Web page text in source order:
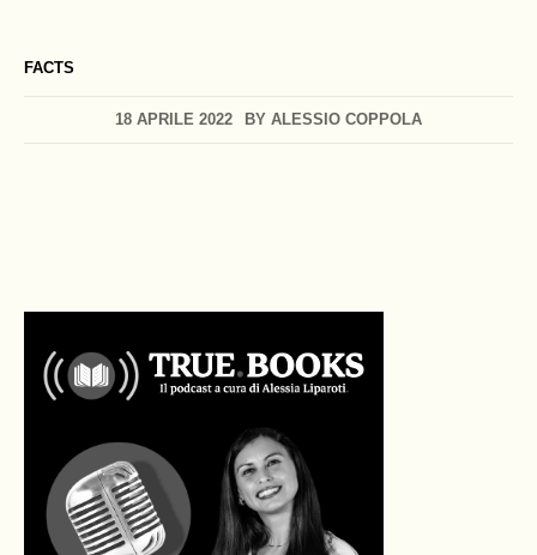
FACTS
18 APRILE 2022 BY ALESSIO COPPOLA